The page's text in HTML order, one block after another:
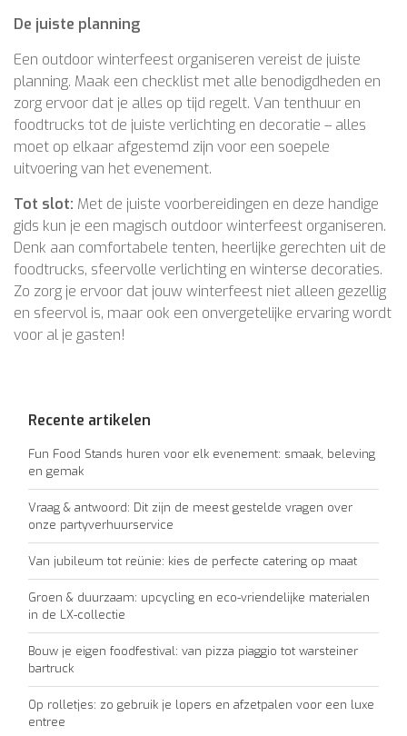
De juiste planning
Een outdoor winterfeest organiseren vereist de juiste
planning. Maak een checklist met alle benodigdheden en
zorg ervoor dat je alles op tijd regelt. Van tenthuur en
foodtrucks tot de juiste verlichting en decoratie – alles
moet op elkaar afgestemd zijn voor een soepele
uitvoering van het evenement.
Tot slot: Met de juiste voorbereidingen en deze handige
gids kun je een magisch outdoor winterfeest organiseren.
Denk aan comfortabele tenten, heerlijke gerechten uit de
foodtrucks, sfeervolle verlichting en winterse decoraties.
Zo zorg je ervoor dat jouw winterfeest niet alleen gezellig
en sfeervol is, maar ook een onvergetelijke ervaring wordt
voor al je gasten!
Recente artikelen
Fun Food Stands huren voor elk evenement: smaak, beleving
en gemak
Vraag & antwoord: Dit zijn de meest gestelde vragen over
onze partyverhuurservice
Van jubileum tot reünie: kies de perfecte catering op maat
Groen & duurzaam: upcycling en eco-vriendelijke materialen
in de LX-collectie
Bouw je eigen foodfestival: van pizza piaggio tot warsteiner
bartruck
Op rolletjes: zo gebruik je lopers en afzetpalen voor een luxe
entree